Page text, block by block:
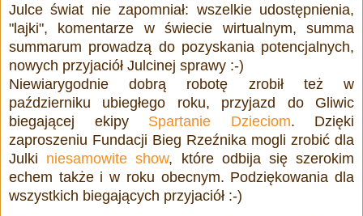
Julce świat nie zapomniał: wszelkie udostępnienia,
"lajki", komentarze w świecie wirtualnym, summa
summarum prowadzą do pozyskania potencjalnych,
nowych przyjaciół Julcinej sprawy :-)
Niewiarygodnie dobrą robotę zrobił też w
październiku ubiegłego roku, przyjazd do Gliwic
biegającej ekipy Spartanie Dzieciom. Dzięki
zaproszeniu Fundacji Bieg Rzeźnika mogli zrobić dla
Julki niesamowite show, które odbija się szerokim
echem także i w roku obecnym. Podziękowania dla
wszystkich biegających przyjaciół :-)